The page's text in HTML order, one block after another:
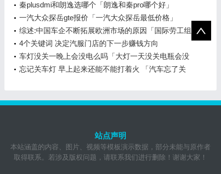
本」
秦plusdmi和朗逸选哪个「朗逸和秦pro哪个好」
一汽大众探岳gte报价「一汽大众探岳最低价格」
综述:中国车企不断拓展欧洲市场的原因「国际劳工组
织对中国的影响」
4个关键词 决定汽服门店的下一步赚钱方向
车灯没关一晚上会没电么吗「大灯一天没关电瓶会没
电吗」
忘记关车灯 早上起来还能不能打着火 「汽车忘了关
站点声明
本站涵盖的内容、图片、视频等模板演示数据，部分未能与原作者
取得联系。若涉及版权问题，请联系我们进行删除！谢谢大家！